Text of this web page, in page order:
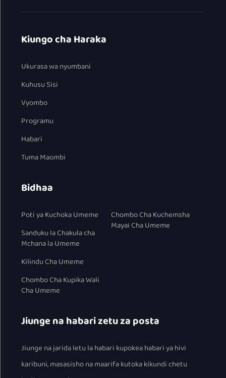
Kiungo cha Haraka
Ukurasa wa nyumbani
Kuhusu Sisi
Vyombo
Programu
Habari
Tuma Maombi
Bidhaa
Poti ya Kuchoka Umeme
Sanduku la Chakula cha
Mchana la Umeme
Kilindu Cha Umeme
Chombo Cha Kupika Wali
Cha Umeme
Chombo Cha Kuchemsha
Mayai Cha Umeme
Jiunge na habari zetu za posta
Jiunge na jarida letu la habari kupokea habari ya hivi
karibuni, masasisho na maarifa kutoka kikundi chetu